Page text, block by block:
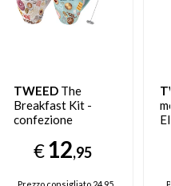
TWEED The
Breakfast Kit -
confezione
€12,95
Prezzo consigliato24.95